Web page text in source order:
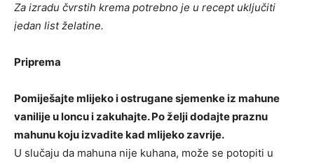
Za izradu čvrstih krema potrebno je u recept uključiti
jedan list želatine.
Priprema
Pomiješajte mlijeko i ostrugane sjemenke iz mahune
vanilije u loncu i zakuhajte. Po želji dodajte praznu
mahunu koju izvadite kad mlijeko zavrije.
U slučaju da mahuna nije kuhana, može se potopiti u